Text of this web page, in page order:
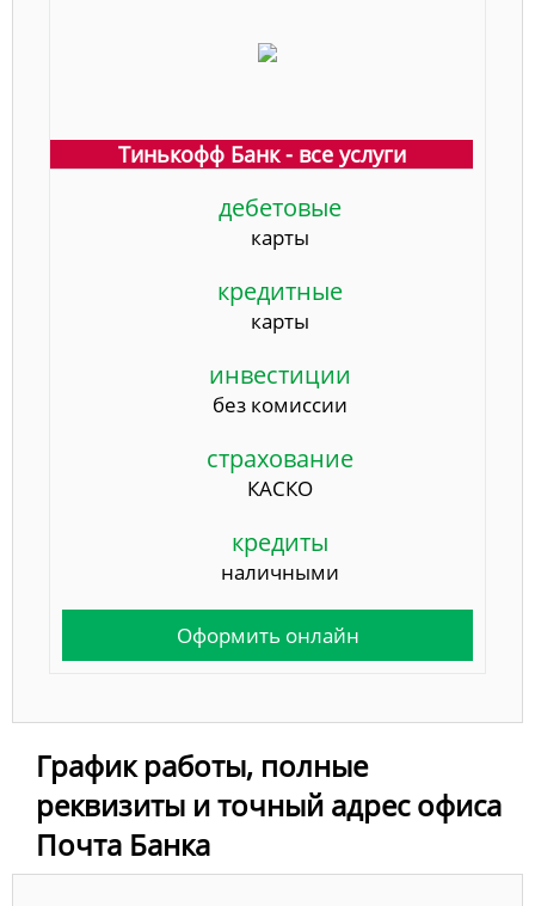
Тинькофф Банк - все услуги
дебетовые
карты
кредитные
карты
инвестиции
без комиссии
страхование
КАСКО
кредиты
наличными
Оформить онлайн
График работы, полные
реквизиты и точный адрес офиса
Почта Банка